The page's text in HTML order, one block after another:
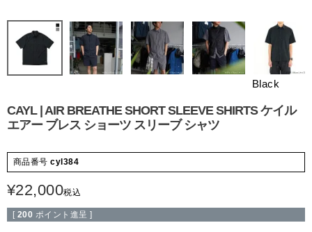
Black
CAYL | AIR BREATHE SHORT SLEEVE SHIRTS ケイル
エアー ブレス ショーツ スリーブ シャツ
商品番号 cyl384
¥22,000税込
[ 200 ポイント進呈 ]